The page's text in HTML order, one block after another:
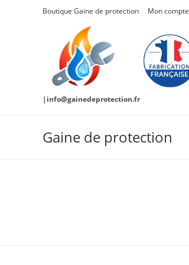
Boutique Gaine de protection Mon compte
|info@gainedeprotection.fr
Gaine de protection